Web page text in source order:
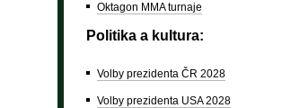
Oktagon MMA turnaje
Politika a kultura:
Volby prezidenta ČR 2028
Volby prezidenta USA 2028